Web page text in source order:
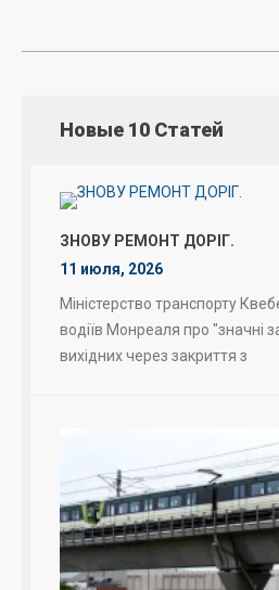
Новые 10 Статей
ЗНОВУ РЕМОНТ ДОРІГ.
11 июля, 2026
Міністерство транспорту
водіїв Монреаля про "значні
вихідних через закриття з